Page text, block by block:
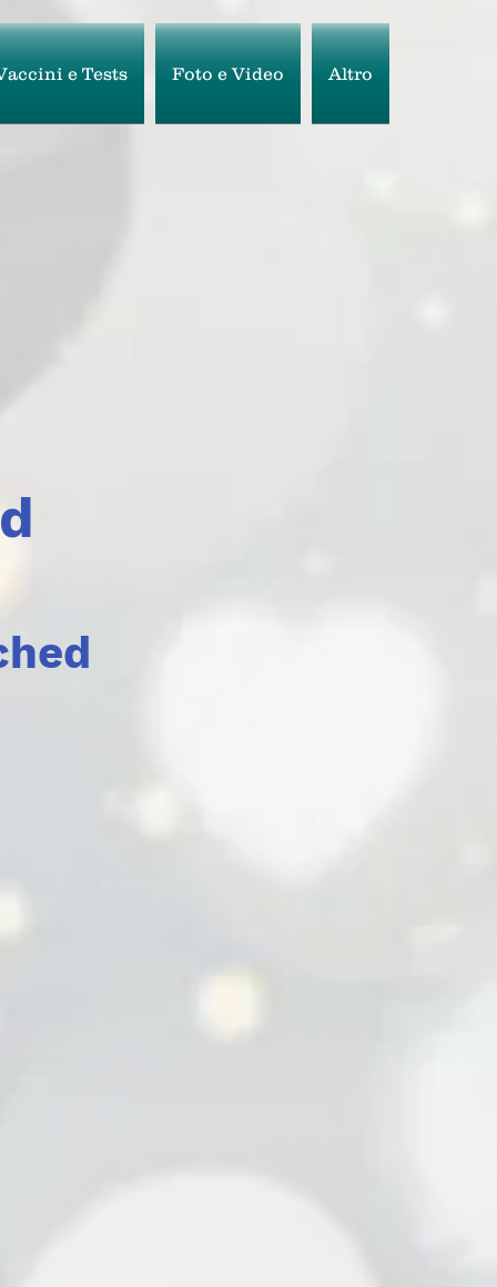
e Tests Foto e Video Altro